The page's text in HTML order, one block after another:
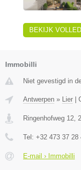
BEKIJK
Immobilli
Niet gevestigd in
Antwerpen » Lier |
Ringenhofweg 12
Tel: +32 473 37 28
E-mail › Immobilli